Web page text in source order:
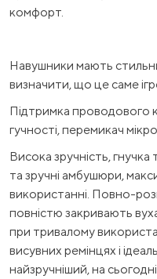
комфорт.
Навушники мають
визначити, що це саме
Підтримка проводового
гучності, перемикач
Висока зручність, гнучка
та зручні амбушюри,
використанні. Повно-
повністю закривають
при тривалому
висувних ремінцях і
найзручніший, на